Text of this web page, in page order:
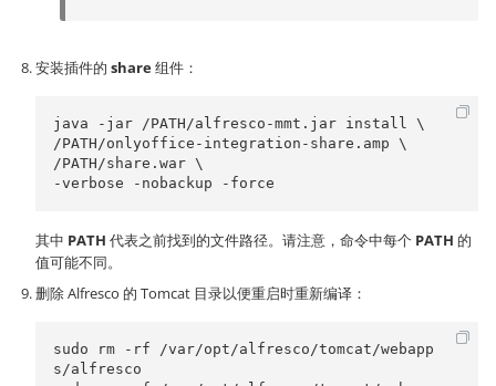
安装插件的 share组件：
java -jar /PATH/alfresco-mmt.jar install \
/PATH/onlyoffice-integration-share.amp \
/PATH/share.war \
其中 PATH 代表之前找到的文件路径。请注意，命令中每个 PATH 的
值可能不同。
删除 Alfresco 的 Tomcat 目录以便重启时重新编译：
sudo rm -rf /var/opt/alfresco/tomcat/webapp
s/alfresco